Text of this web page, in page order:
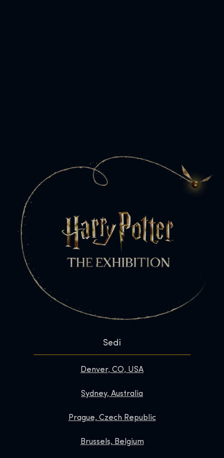
Sedi
Denver, CO, USA
Sydney, Australia
Prague, Czech Republic
Brussels, Belgium